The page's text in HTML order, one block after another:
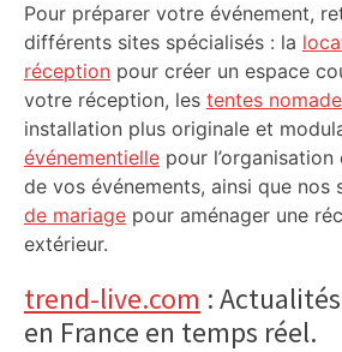
Pour préparer votre événement,
différents sites spécialisés : la
réception pour créer un espace
votre réception, les tentes
installation plus originale et
événementielle pour
de vos événements, ainsi que nos
de mariage pour aménager une
extérieur.
trend-live.com :
en France en temps réel.